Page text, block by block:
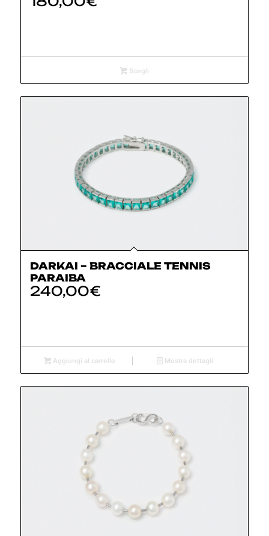
Scegli
DARKAI – BRACCIALE TENNIS
PARAIBA
240,00€
Aggiungi al carrello Mostra dettagli